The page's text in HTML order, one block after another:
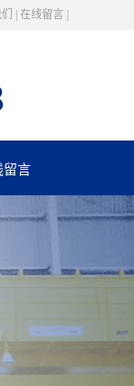
在线留言
留言